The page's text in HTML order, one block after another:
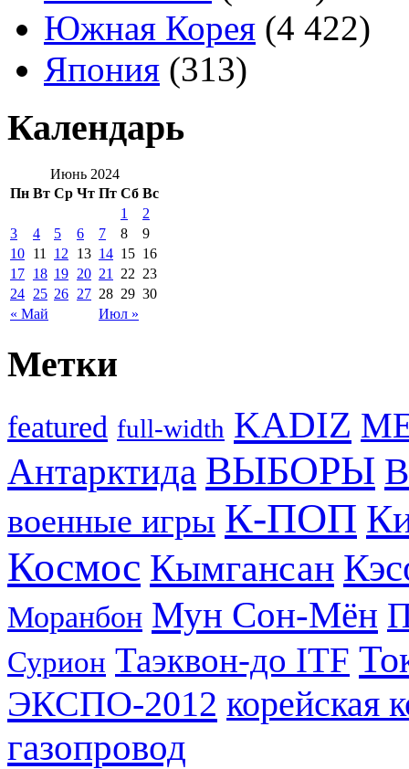
Южная Корея (4 422)
Япония (313)
Календарь
Июнь 2024
Пн Вт Ср Чт Пт Сб Вс
« Май Июл »
1
2
3
4 5 6 7 8
9
10 11 12 13 14 15 16
17 18 19 20 21 22 23
24 25 26 27 28 29 30
Метки
featured full-width KADIZ
Антарктида ВЫБОРЫ
военные игры К-ПОП
Космос Кымгансан
Моранбон Мун Сон-Мён
Сурион Таэквон-до ITF
ЭКСПО-2012 корейская
газопровод